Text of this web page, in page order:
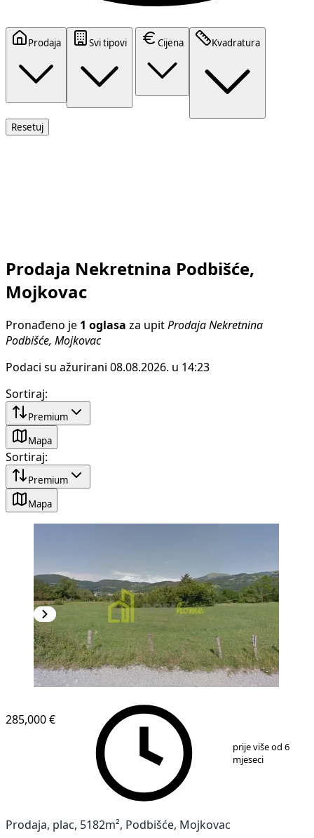
Prodaja Svi tipovi Cijena Kvadratura
Resetuj
Prodaja Nekretnina Podbišće,
Mojkovac
Pronađeno je 1 oglasa za upit Prodaja Nekretnina
Podbišće, Mojkovac
Podaci su ažurirani 08.08.2026. u 14:23
Sortiraj:
Premium
Mapa
Sortiraj:
Premium
Mapa
1 2
285,000 €
prije više od 6
mjeseci
Prodaja, plac, 5182m², Podbišće, Mojkovac